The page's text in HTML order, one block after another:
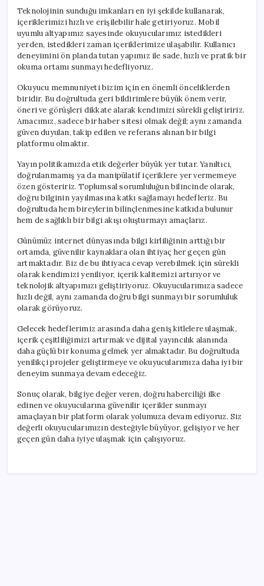
Teknolojinin sunduğu imkanları en iyi şekilde kullanarak,
içeriklerimizi hızlı ve erişilebilir hale getiriyoruz. Mobil
uyumlu altyapımız sayesinde okuyucularımız istedikleri
yerden, istedikleri zaman içeriklerimize ulaşabilir. Kullanıcı
deneyimini ön planda tutan yapımız ile sade, hızlı ve pratik bir
okuma ortamı sunmayı hedefliyoruz.
Okuyucu memnuniyeti bizim için en önemli önceliklerden
biridir. Bu doğrultuda geri bildirimlere büyük önem verir,
öneri ve görüşleri dikkate alarak kendimizi sürekli geliştiririz.
Amacımız, sadece bir haber sitesi olmak değil; aynı zamanda
güven duyulan, takip edilen ve referans alınan bir bilgi
platformu olmaktır.
Yayın politikamızda etik değerler büyük yer tutar. Yanıltıcı,
doğrulanmamış ya da manipülatif içeriklere yer vermemeye
özen gösteririz. Toplumsal sorumluluğun bilincinde olarak,
doğru bilginin yayılmasına katkı sağlamayı hedefleriz. Bu
doğrultuda hem bireylerin bilinçlenmesine katkıda bulunur
hem de sağlıklı bir bilgi akışı oluşturmayı amaçlarız.
Günümüz internet dünyasında bilgi kirliliğinin arttığı bir
ortamda, güvenilir kaynaklara olan ihtiyaç her geçen gün
artmaktadır. Biz de bu ihtiyaca cevap verebilmek için sürekli
olarak kendimizi yeniliyor, içerik kalitemizi artırıyor ve
teknolojik altyapımızı geliştiriyoruz. Okuyucularımıza sadece
hızlı değil, aynı zamanda doğru bilgi sunmayı bir sorumluluk
olarak görüyoruz.
Gelecek hedeflerimiz arasında daha geniş kitlelere ulaşmak,
içerik çeşitliliğimizi artırmak ve dijital yayıncılık alanında
daha güçlü bir konuma gelmek yer almaktadır. Bu doğrultuda
yenilikçi projeler geliştirmeye ve okuyucularımıza daha iyi bir
deneyim sunmaya devam edeceğiz.
Sonuç olarak, bilgiye değer veren, doğru haberciliği ilke
edinen ve okuyucularına güvenilir içerikler sunmayı
amaçlayan bir platform olarak yolumuza devam ediyoruz. Siz
değerli okuyucularımızın desteğiyle büyüyor, gelişiyor ve her
geçen gün daha iyiye ulaşmak için çalışıyoruz.